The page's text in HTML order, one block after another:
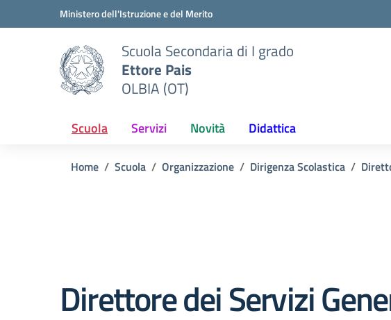
Vai ai contenuti
Vai al menu di navigazioneMinistero dell'Istruzione e del Merito
Scuola Secondaria di I grado
Ettore Pais
OLBIA (OT)
Scuola Servizi Novità Didattica
Home Scuola Organizzazione Dirigenza Scolastica
Direttore dei Servizi